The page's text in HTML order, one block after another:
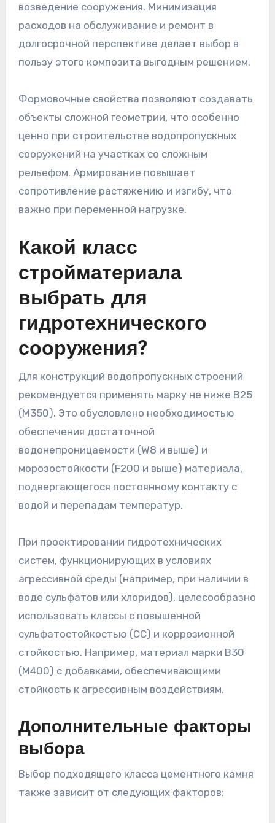
возведение сооружения. Минимизация
расходов на обслуживание и ремонт в
долгосрочной перспективе делает выбор в
пользу этого композита выгодным решением.
Формовочные свойства позволяют создавать
объекты сложной геометрии, что особенно
ценно при строительстве водопропускных
сооружений на участках со сложным
рельефом. Армирование повышает
сопротивление растяжению и изгибу, что
важно при переменной нагрузке.
Какой класс
стройматериала
выбрать для
гидротехнического
сооружения?
Для конструкций водопропускных строений
рекомендуется применять марку не ниже B25
(M350). Это обусловлено необходимостью
обеспечения достаточной
водонепроницаемости (W8 и выше) и
морозостойкости (F200 и выше) материала,
подвергающегося постоянному контакту с
водой и перепадам температур.
При проектировании гидротехнических
систем, функционирующих в условиях
агрессивной среды (например, при наличии в
воде сульфатов или хлоридов), целесообразно
использовать классы с повышенной
сульфатостойкостью (СС) и коррозионной
стойкостью. Например, материал марки B30
(M400) с добавками, обеспечивающими
стойкость к агрессивным воздействиям.
Дополнительные факторы
выбора
Выбор подходящего класса цементного камня
также зависит от следующих факторов: